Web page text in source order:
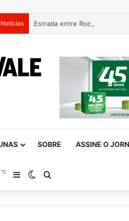
Estrada entre Roca Sales e
SOBRE ASSINE O
℃ Barra Lateral
Switch skin